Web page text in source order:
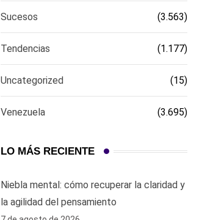
Sucesos (3.563)
Tendencias (1.177)
Uncategorized (15)
Venezuela (3.695)
LO MÁS RECIENTE
Niebla mental: cómo recuperar la claridad y
la agilidad del pensamiento